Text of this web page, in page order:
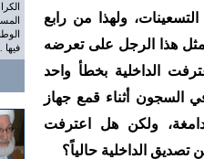
فيها
ولهذا من رابع
مثل هذا الرجل على تعرضه
الداخلية بخطأ واحد
أثناء قمع جهاز
ولكن هل اعترفت
الداخلية حالياً؟